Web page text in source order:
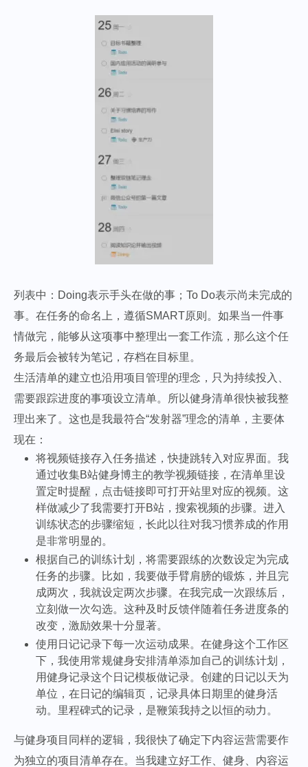
列表中：Doing表示手头在做的事；To Do表示尚未完成的
事。在任务的命名上，遵循SMART原则。如果当一件事
情做完，能够从这项事中整理出一套工作流，那么这个任
务最后会被转为笔记，存档在目标里。
生活清单的建立也沿用项目管理的理念，只为持续投入、
需要跟踪进度的事项设立清单。所以健身清单很快被我整
理出来了。这也是我最符合“发射器”理念的清单，主要体
现在：
将视频链接存入任务描述，快捷跳转入对应界面。我
通过收集B站健身博主的教学视频链接，在清单里设
置定时提醒，点击链接即可打开站里对应的视频。这
样做减少了我需要打开B站，搜索视频的步骤。进入
训练状态的步骤缩短，长此以往对我习惯养成的作用
是非常明显的。
根据自己的训练计划，将需要跟练的次数设定为完成
任务的步骤。比如，我要做手臂肩膀的锻炼，并且完
成两次，我就设定两次步骤。在我完成一次跟练后，
立刻做一次勾选。这种及时反馈伴随着任务进度条的
改变，激励效果十分显著。
使用日记记录下每一次运动成果。在健身这个工作区
下，我使用常规健身安排清单添加自己的训练计划，
用健身记录这个日记模板做记录。创建的日记以天为
单位，在日记的编辑页，记录具体日期里的健身活
动。里程碑式的记录，是鞭策我持之以恒的动力。
与健身项目同样的逻辑，我很快了确定下内容运营需要作
为独立的项目清单存在。当我建立好工作、健身、内容运